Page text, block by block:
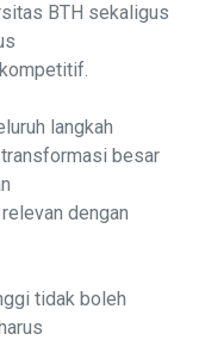
BTH sekaligus
langkah
besar
dengan
tidak boleh